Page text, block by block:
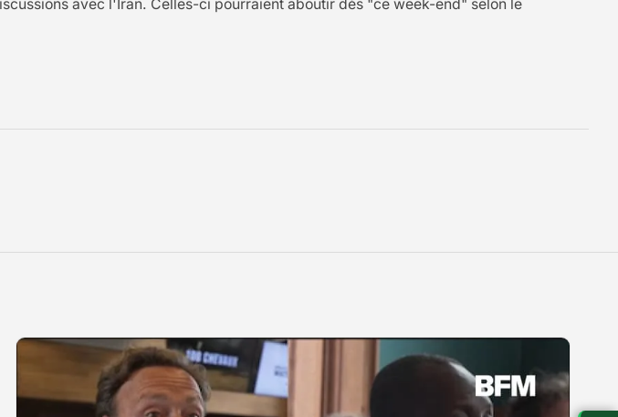
avec l'Iran. Celles-ci pourraient aboutir dès "ce week-end" selon le